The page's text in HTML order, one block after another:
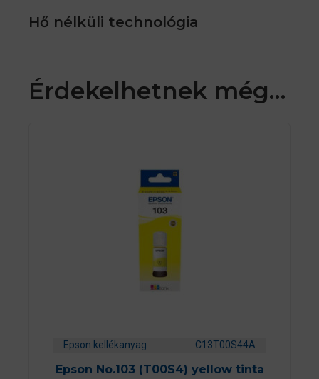
Hő nélküli technológia
Érdekelhetnek még…
Epson kellékanyag C13T00S44A
Epson No.103 (T00S4) yellow tinta